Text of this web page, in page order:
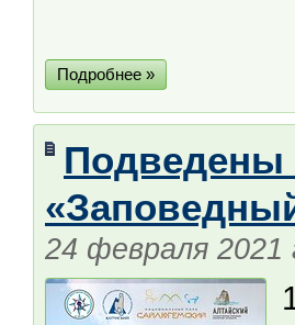
Подробнее »
Подведены
24 февраля 2021